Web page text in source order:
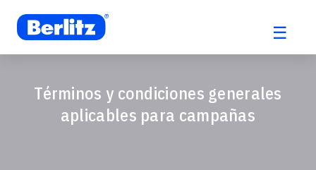
Saltar
☰
Términos y condiciones generales
aplicables para campañas